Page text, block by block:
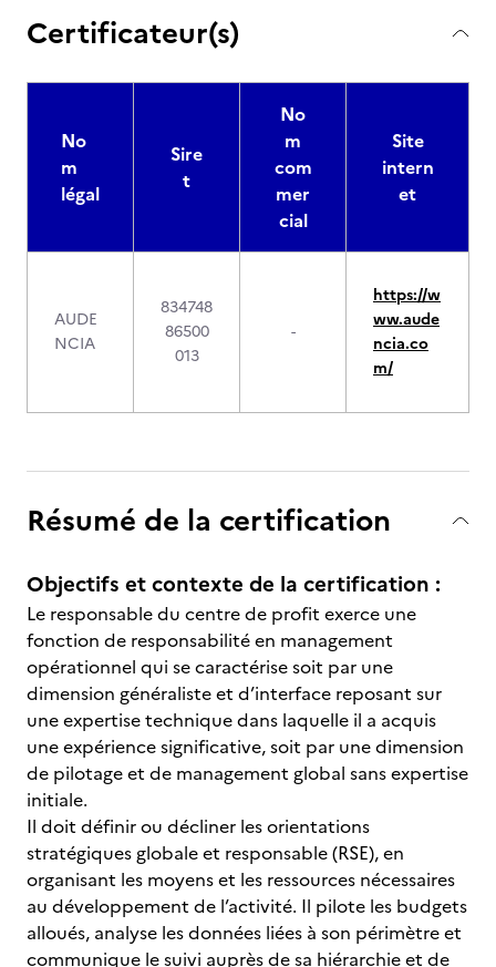
Certificateur(s)
No
m
légal
Sire
t
No
m
com
mer
cial
Site
intern
et
AUDE
NCIA
834748
86500
013
-
https://w
ww.aude
ncia.co
m/
Résumé de la certification
Objectifs et contexte de la certification :
Le responsable du centre de profit exerce une
fonction de responsabilité en management
opérationnel qui se caractérise soit par une
dimension généraliste et d’interface reposant sur
une expertise technique dans laquelle il a acquis
une expérience significative, soit par une dimension
de pilotage et de management global sans expertise
initiale.
Il doit définir ou décliner les orientations
stratégiques globale et responsable (RSE), en
organisant les moyens et les ressources nécessaires
au développement de l’activité. Il pilote les budgets
alloués, analyse les données liées à son périmètre et
communique le suivi auprès de sa hiérarchie et de